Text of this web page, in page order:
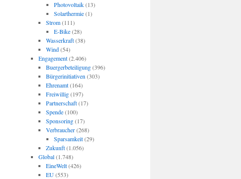
Photovoltaik(13)
Solarthermie(1)
Strom(111)
E-Bike(28)
Wasserkraft(38)
Wind(54)
Engagement(2.406)
Buergerbeteiligung(396)
Bürgerinitiativen (303)
Ehrenamt(164)
Freiwillig(197)
Partnerschaft(17)
Spende(100)
Sponsoring(17)
Verbraucher(268)
Sparsamkeit(29)
Zukunft(1.056)
Global(1.748)
EineWelt(426)
EU(553)